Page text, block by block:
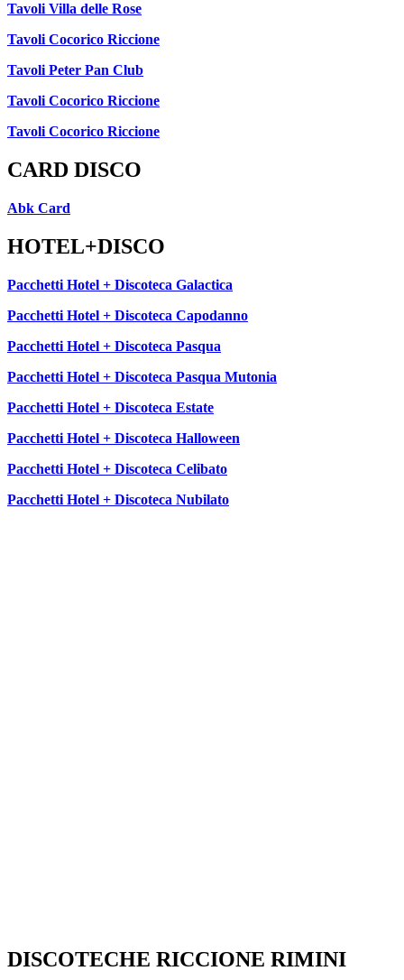
Tavoli Villa delle Rose
Tavoli Cocorico Riccione
Tavoli Peter Pan Club
Tavoli Cocorico Riccione
Tavoli Cocorico Riccione
CARD DISCO
Abk Card
HOTEL+DISCO
Pacchetti Hotel + Discoteca Galactica
Pacchetti Hotel + Discoteca Capodanno
Pacchetti Hotel + Discoteca Pasqua
Pacchetti Hotel + Discoteca Pasqua Mutonia
Pacchetti Hotel + Discoteca Estate
Pacchetti Hotel + Discoteca Halloween
Pacchetti Hotel + Discoteca Celibato
Pacchetti Hotel + Discoteca Nubilato
DISCOTECHE RICCIONE RIMINI